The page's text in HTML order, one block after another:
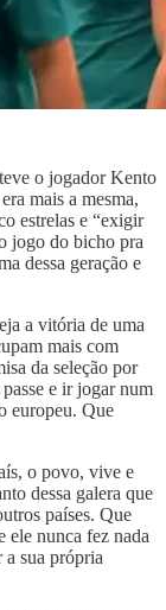
o jogador Kento
mais a mesma,
estrelas e “exigir
jogo do bicho pra
dessa geração e
a vitória de uma
mais com
da seleção por
e ir jogar num
europeu. Que
o povo, vive e
dessa galera que
países. Que
ele nunca fez nada
a sua própria